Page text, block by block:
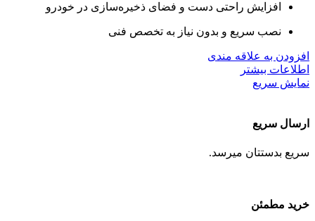
افزایش راحتی دست و فضای ذخیره‌سازی در خودرو
نصب سریع و بدون نیاز به تخصص فنی
افزودن به علاقه مندی
اطلاعات بیشتر
نمایش سریع
ارسال سریع
سریع بدستتان میرسد.
خرید مطمئن